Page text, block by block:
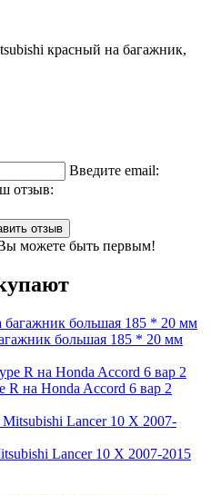
красный на багажник,
Введите email:
отзыв:
отзыв
можете быть первым!
большая 185 * 20 мм
R на Honda Accord 6 вар 2
Lancer 10 X 2007-2015